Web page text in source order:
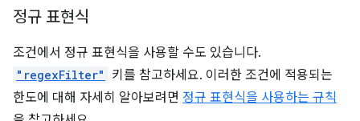
정규 표현식
조건에서 정규 표현식을 사용할 수도 있습니다.
"regexFilter"
키를 참고하세요. 이러한 조건에 적용되는
한도에 대해 자세히 알아보려면 정규 표현식을 사용하는 규칙